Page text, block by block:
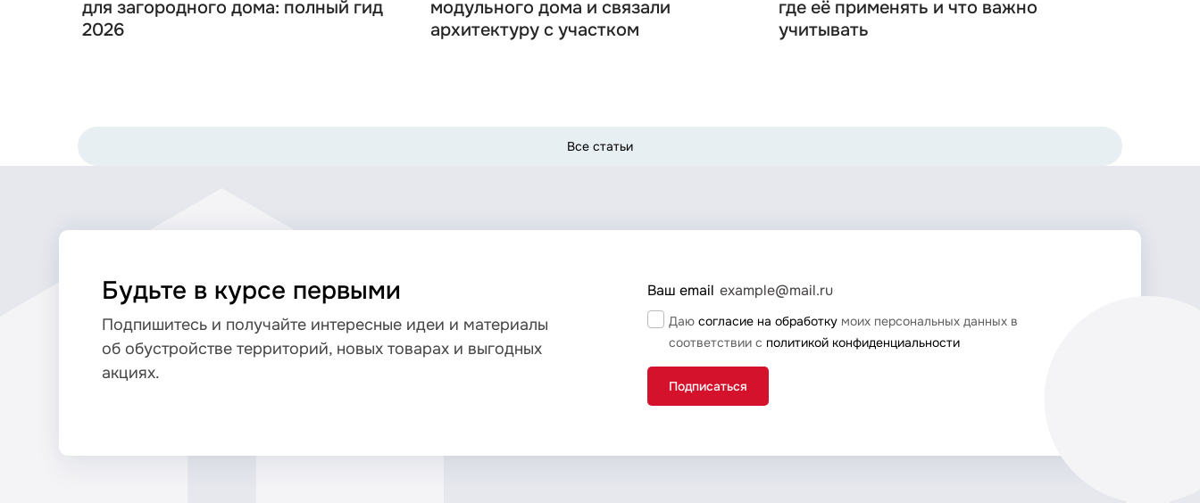
для загородного дома: полный гид
2026
модульного дома и связали
архитектуру с участком
где её применять и что важно
учитывать
Все статьи
Будьте в курсе первыми
Подпишитесь и получайте интересные идеи и материалы
об обустройстве территорий, новых товарах и выгодных
акциях.
Ваш email
Даюсогласие на обработку моих персональных данных в
соответствии с политикой конфиденциальности